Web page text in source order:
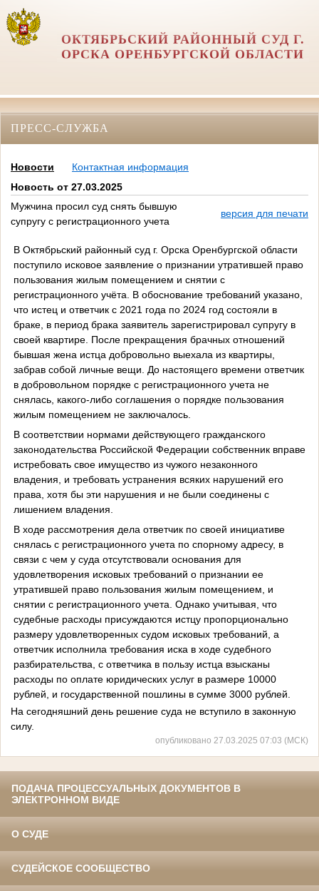
ОКТЯБРЬСКИЙ РАЙОННЫЙ СУД Г.
ОРСКА ОРЕНБУРГСКОЙ ОБЛАСТИ
ПРЕСС-СЛУЖБА
Новости
Контактная информация
Новость от 27.03.2025
Мужчина просил суд снять бывшую
супругу с регистрационного учета
версия для печати
В Октябрьский районный суд г. Орска Оренбургской области
поступило исковое заявление о признании утратившей право
пользования жилым помещением и снятии с
регистрационного учёта. В обоснование требований указано,
что истец и ответчик с 2021 года по 2024 год состояли в
браке, в период брака заявитель зарегистрировал супругу в
своей квартире. После прекращения брачных отношений
бывшая жена истца добровольно выехала из квартиры,
забрав собой личные вещи. До настоящего времени ответчик
в добровольном порядке с регистрационного учета не
снялась, какого-либо соглашения о порядке пользования
жилым помещением не заключалось.
В соответствии нормами действующего гражданского
законодательства Российской Федерации собственник вправе
истребовать свое имущество из чужого незаконного
владения, и требовать устранения всяких нарушений его
права, хотя бы эти нарушения и не были соединены с
лишением владения.
В ходе рассмотрения дела ответчик по своей инициативе
снялась с регистрационного учета по спорному адресу, в
связи с чем у суда отсутствовали основания для
удовлетворения исковых требований о признании ее
утратившей право пользования жилым помещением, и
снятии с регистрационного учета. Однако учитывая, что
судебные расходы присуждаются истцу пропорционально
размеру удовлетворенных судом исковых требований, а
ответчик исполнила требования иска в ходе судебного
разбирательства, с ответчика в пользу истца взысканы
расходы по оплате юридических услуг в размере 10000
рублей, и государственной пошлины в сумме 3000 рублей.
На сегодняшний день решение суда не вступило в законную
силу.
опубликовано 27.03.2025 07:03 (МСК)
ПОДАЧА ПРОЦЕССУАЛЬНЫХ ДОКУМЕНТОВ В
ЭЛЕКТРОННОМ ВИДЕ
О СУДЕ
СУДЕЙСКОЕ СООБЩЕСТВО